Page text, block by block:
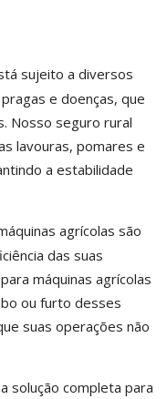
sujeito a diversos
e doenças, que
Nosso seguro rural
lavouras, pomares e
a estabilidade
agrícolas são
das suas
máquinas agrícolas
ou furto desses
suas operações não
solução completa para